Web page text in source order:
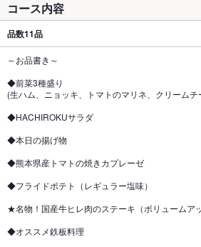
コース内容
品数11品
～お品書き～
◆前菜3種盛り
(生ハム、ニョッキ、トマトのマリネ、クリームチ
◆HACHIROKUサラダ
◆本日の揚げ物
◆熊本県産トマトの焼きカプレーゼ
◆フライドポテト（レギュラー塩味）
★名物！国産牛ヒレ肉のステーキ（ボリュームア
◆オススメ鉄板料理